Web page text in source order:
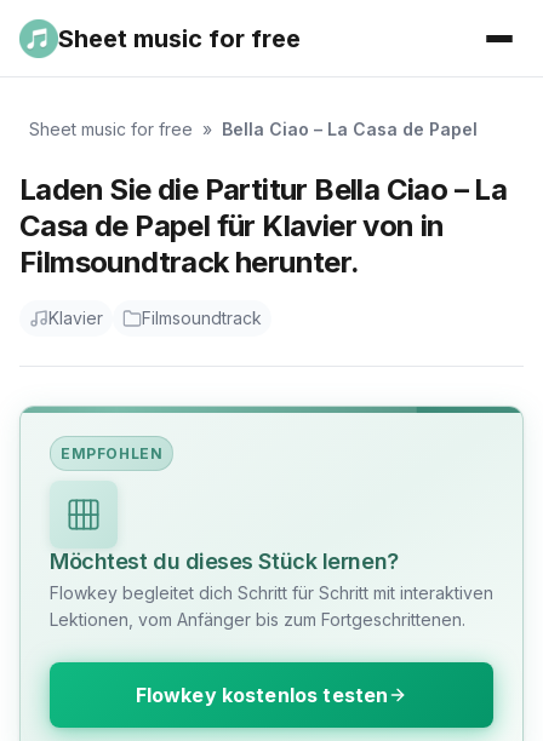
Sheet music for free
Sheet music for free » Bella Ciao – La Casa de Papel
Laden Sie die Partitur Bella Ciao – La
Casa de Papel für Klavier von in
Filmsoundtrack herunter.
Klavier Filmsoundtrack
EMPFOHLEN
Möchtest du dieses Stück lernen?
Flowkey begleitet dich Schritt für Schritt mit interaktiven
Lektionen, vom Anfänger bis zum Fortgeschrittenen.
Flowkey kostenlos testen